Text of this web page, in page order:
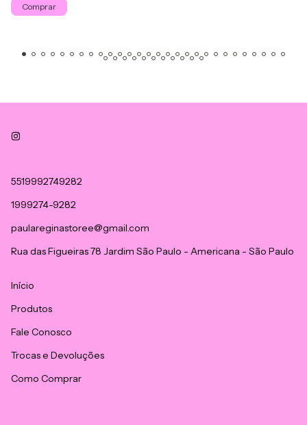
Comprar
5519992749282
1999274-9282
paulareginastoree@gmail.com
Rua das Figueiras 78 Jardim São Paulo - Americana - São Paulo
Início
Produtos
Fale Conosco
Trocas e Devoluções
Como Comprar